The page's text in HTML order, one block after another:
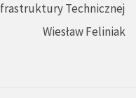
Technicznej
Wiesław Feliniak